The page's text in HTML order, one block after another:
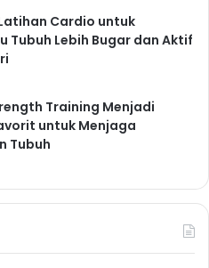
memperbaiki sel-sel yang
kekebalan tubuh.
setiap malam.
yang Baik
yang sama setiap
untuk mengatur ritme
tenang, dan sejuk.
sebelum tidur.
Cardio untuk
Tubuh Lebih Bugar dan Aktif
Training Menjadi
untuk Menjaga
Tubuh